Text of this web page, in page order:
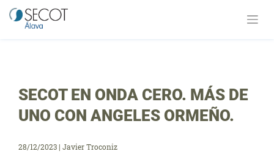
contenido
SECOT EN ONDA CERO. MÁS DE
UNO CON ANGELES ORMEÑO.
28/12/2023 | Javier Troconiz